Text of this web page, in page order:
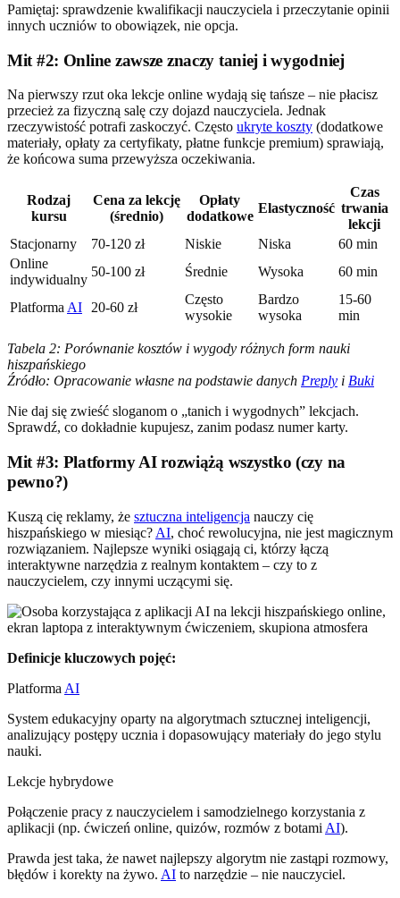
Pamiętaj: sprawdzenie kwalifikacji nauczyciela i przeczytanie opinii
innych uczniów to obowiązek, nie opcja.
Mit #2: Online zawsze znaczy taniej i wygodniej
Na pierwszy rzut oka lekcje online wydają się tańsze – nie płacisz
przecież za fizyczną salę czy dojazd nauczyciela. Jednak
rzeczywistość potrafi zaskoczyć. Często ukryte koszty (dodatkowe
materiały, opłaty za certyfikaty, płatne funkcje premium) sprawiają,
że końcowa suma przewyższa oczekiwania.
Rodzaj
kursu
Cena za lekcję
(średnio)
Opłaty
dodatkowe
Elastyczność
Czas
trwania
lekcji
Stacjonarny
70-120 zł Niskie Niska
60 min
Online
indywidualny
50-100 zł Średnie Wysoka 60 min
Platforma AI 20-60 zł
Często
wysokie
Bardzo
wysoka
15-60
min
Tabela 2: Porównanie kosztów i wygody różnych form nauki
hiszpańskiego
Źródło: Opracowanie własne na podstawie danych Preply i Buki
Nie daj się zwieść sloganom o „tanich i wygodnych” lekcjach.
Sprawdź, co dokładnie kupujesz, zanim podasz numer karty.
Mit #3: Platformy AI rozwiążą wszystko (czy na
pewno?)
Kuszą cię reklamy, że sztuczna inteligencja nauczy cię
hiszpańskiego w miesiąc? AI, choć rewolucyjna, nie jest magicznym
rozwiązaniem. Najlepsze wyniki osiągają ci, którzy łączą
interaktywne narzędzia z realnym kontaktem – czy to z
nauczycielem, czy innymi uczącymi się.
Definicje kluczowych pojęć:
Platforma AI
System edukacyjny oparty na algorytmach sztucznej inteligencji,
analizujący postępy ucznia i dopasowujący materiały do jego stylu
nauki.
Lekcje hybrydowe
Połączenie pracy z nauczycielem i samodzielnego korzystania z
aplikacji (np. ćwiczeń online, quizów, rozmów z botami AI).
Prawda jest taka, że nawet najlepszy algorytm nie zastąpi rozmowy,
błędów i korekty na żywo. AI to narzędzie – nie nauczyciel.